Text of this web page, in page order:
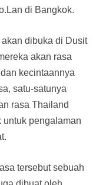
di Bangkok.
dibuka di Dusit
akan rasa
kecintaannya
satu-satunya
rasa Thailand
untuk pengalaman
tersebut sebuah